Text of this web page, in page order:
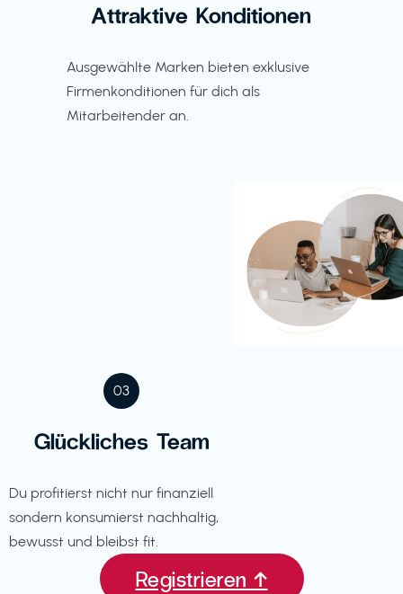
Attraktive Konditionen
Ausgewählte Marken bieten exklusive
Firmenkonditionen für dich als
Mitarbeitender an.
03
Glückliches Team
Du profitierst nicht nur finanziell
sondern konsumierst nachhaltig,
bewusst und bleibst fit.
Registrieren ↑